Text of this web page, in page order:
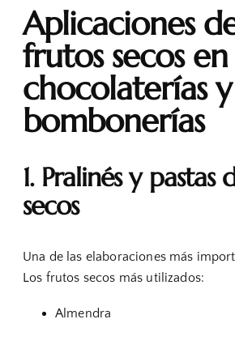
Aplicaciones
frutos secos en
chocolaterías y
bombonerías
1. Pralinés y pastas
secos
Una de las elaboraciones más
Los frutos secos más utilizados:
Almendra